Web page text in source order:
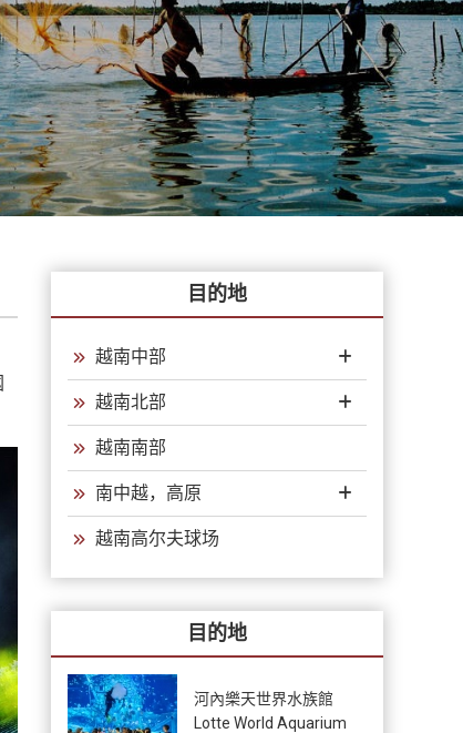
目的地
越南中部
越南北部
越南南部
南中越，高原
越南高尔夫球场
目的地
河內樂天世界水族館
Lotte World Aquarium